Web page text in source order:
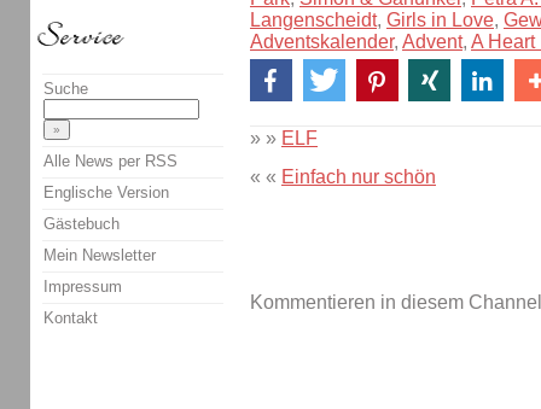
Langenscheidt, Girls in Love,
Adventskalender, Advent, A Heart
» » ELF
« « Einfach nur schön
Kommentieren in diesem
Suche
Alle News per RSS
Englische Version
Gästebuch
Mein Newsletter
Impressum
Kontakt